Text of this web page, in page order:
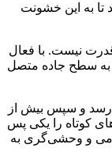
تا به این خشونت
قدرت نیست. با فعال
به سطح جاده متصل
به ردلاین 8700 دور می‌رسد و سپس بیش از
کوتاه را یکی پس
و وحشی‌گری به